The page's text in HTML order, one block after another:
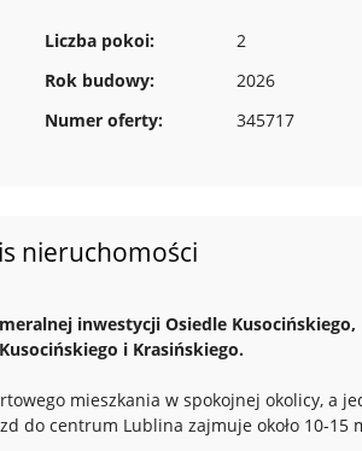
Liczba pokoi:
2
Rok budowy:
2026
Numer oferty:
345717
nieruchomości
inwestycji Osiedle Kusocińskiego,
i Krasińskiego.
mieszkania w spokojnej okolicy, a
do centrum Lublina zajmuje około 10-15